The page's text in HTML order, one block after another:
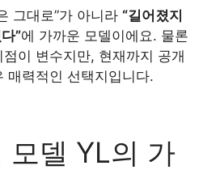
그대로”가 아니라 “길어졌지
”에 가까운 모델이에요. 물론
이 변수지만, 현재까지 공개
매력적인 선택지입니다.
모델 YL의 가